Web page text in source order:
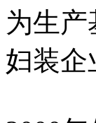
为生
妇装企